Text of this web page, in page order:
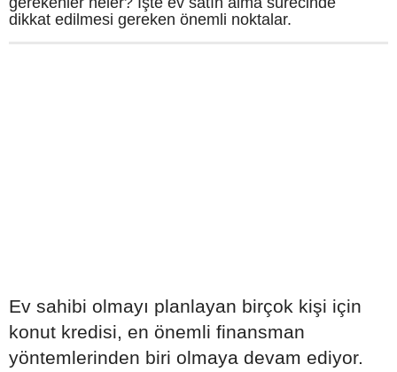
dikkat edilmesi gereken önemli noktalar.
Ev sahibi olmayı planlayan birçok kişi için
konut kredisi, en önemli finansman
yöntemlerinden biri olmaya devam ediyor.